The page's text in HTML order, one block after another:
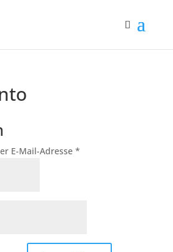
E-Mail-Adresse *Erforderlich